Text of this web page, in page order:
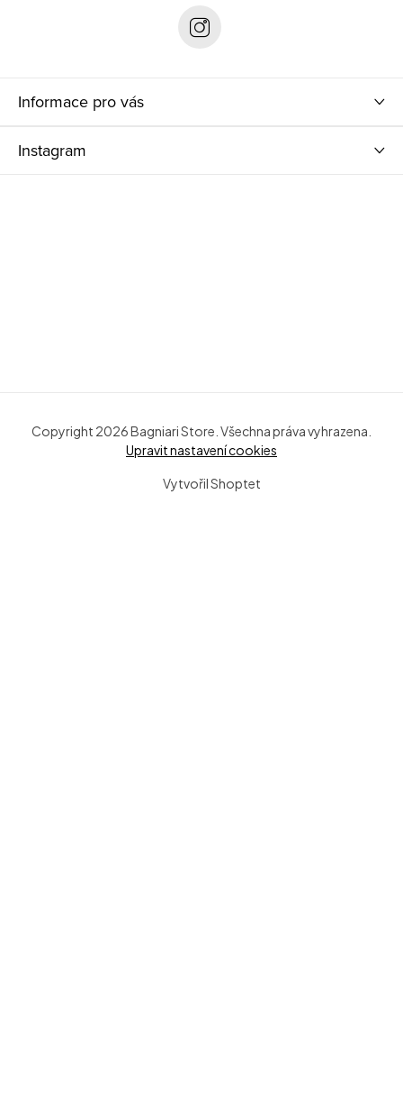
Informace pro vás
Instagram
Vytvořil Shoptet
Copyright 2026Bagniari Store . Všechna práva vyhrazena.
Upravit nastavení cookies